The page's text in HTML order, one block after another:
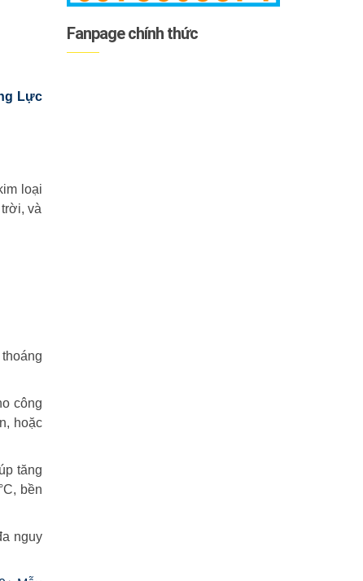
Lực
loại
và
công
hoặc
tăng
bền
nguy
Fanpage chính thức